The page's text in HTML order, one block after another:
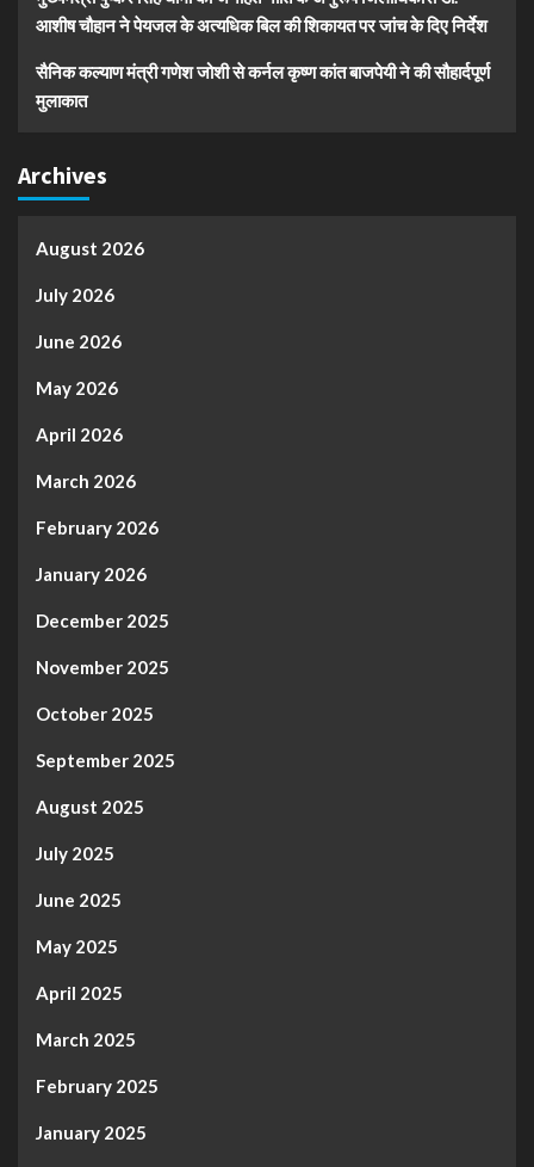
आशीष चौहान ने पेयजल के अत्यधिक बिल की शिकायत पर जांच के दिए निर्देश
सैनिक कल्याण मंत्री गणेश जोशी से कर्नल कृष्ण कांत बाजपेयी ने की सौहार्दपूर्ण
मुलाकात
Archives
August 2026
July 2026
June 2026
May 2026
April 2026
March 2026
February 2026
January 2026
December 2025
November 2025
October 2025
September 2025
August 2025
July 2025
June 2025
May 2025
April 2025
March 2025
February 2025
January 2025